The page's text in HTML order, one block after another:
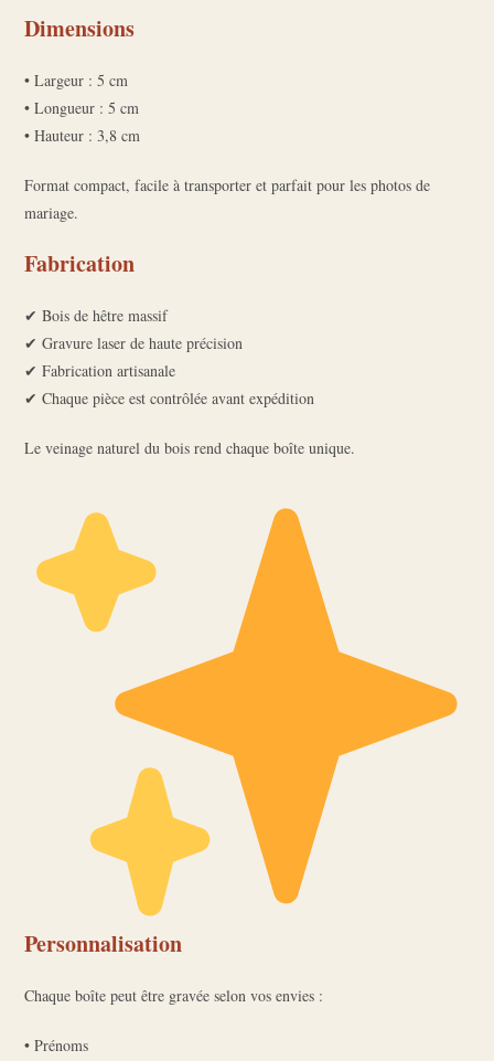
Dimensions
• Largeur : 5 cm
• Longueur : 5 cm
• Hauteur : 3,8 cm
Format compact, facile à transporter et parfait pour les photos de
mariage.
Fabrication
✔ Bois de hêtre massif
✔ Gravure laser de haute précision
✔ Fabrication artisanale
✔ Chaque pièce est contrôlée avant expédition
Le veinage naturel du bois rend chaque boîte unique.
Personnalisation
Chaque boîte peut être gravée selon vos envies :
• Prénoms